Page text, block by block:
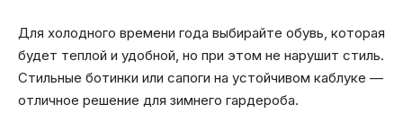
Для холодного времени года выбирайте обувь, которая
будет теплой и удобной, но при этом не нарушит стиль.
Стильные ботинки или сапоги на устойчивом каблуке —
отличное решение для зимнего гардероба.